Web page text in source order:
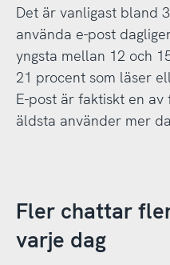
Det är vanligast bland
använda e-post
yngsta mellan 12 och
21 procent som läser
E-post är faktiskt en
äldsta använder mer
Fler chattar
varje dag